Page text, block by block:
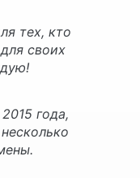
тех, кто
своих
года,